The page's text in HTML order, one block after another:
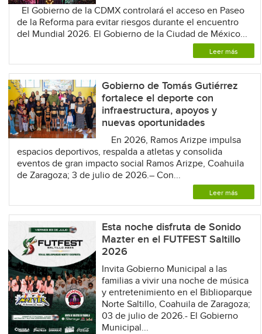
El Gobierno de la CDMX controlará el acceso en Paseo
de la Reforma para evitar riesgos durante el encuentro
del Mundial 2026. El Gobierno de la Ciudad de México...
Leer más
Gobierno de Tomás Gutiérrez
fortalece el deporte con
infraestructura, apoyos y
nuevas oportunidades
En 2026, Ramos Arizpe impulsa
espacios deportivos, respalda a atletas y consolida
eventos de gran impacto social Ramos Arizpe, Coahuila
de Zaragoza; 3 de julio de 2026.– Con...
Leer más
Esta noche disfruta de Sonido
Mazter en el FUTFEST Saltillo
2026
Invita Gobierno Municipal a las
familias a vivir una noche de música
y entretenimiento en el Biblioparque
Norte Saltillo, Coahuila de Zaragoza;
03 de julio de 2026.- El Gobierno
Municipal...